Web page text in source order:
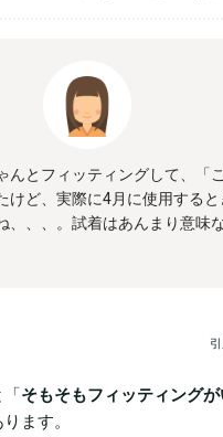
んとフィッティングして、「
けど、実際に4月に使用する
、、、。試着はあんまり意味
「そもそもフィッティング
ます。